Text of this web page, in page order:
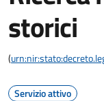
storici
(
Servizio attivo